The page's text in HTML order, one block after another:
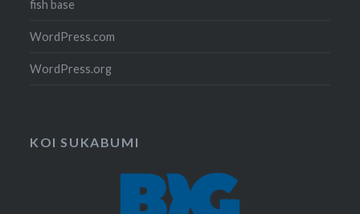
fish base
WordPress.com
WordPress.org
KOI SUKABUMI